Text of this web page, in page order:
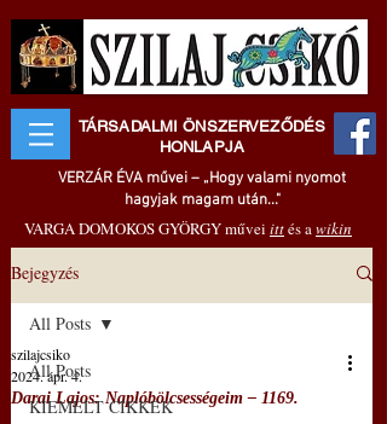
TÁRSADALMI ÖNSZERVEZŐDÉS
HONLAPJA
VERZÁR ÉVA művei – „Hogy valami nyomot
hagyjak magam után..."
VARGA DOMOKOS GYÖRGY művei ittés awikin
Bejegyzés
All Posts
KIEMELT CIKKEK
All Posts
Darai Lajos: Naplóbölcsességeim – 1169.
szilajcsiko
2024. ápr. 4.